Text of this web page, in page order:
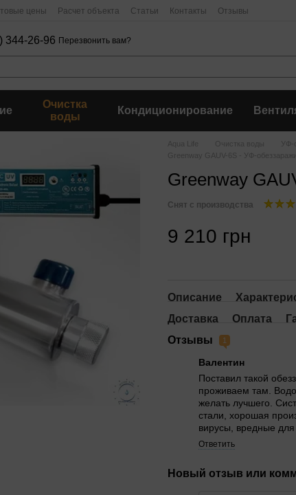
цены Расчет объекта Статьи Контакты Отзывы
344-26-96 Перезвонить вам?
Очистка
воды
Кондиционирование
Aqua Life Очистка воды УФ-
Greenway GAUV-6S - УФ-
Greenway
Снят с производства
9 210 грн
Описание
Доставка
Оплата
Отзывы
1
Валентин
Поставил такой
проживаем там.
желать лучшего.
стали, хорошая
вирусы, вредные для
Ответить
Новый отзыв или